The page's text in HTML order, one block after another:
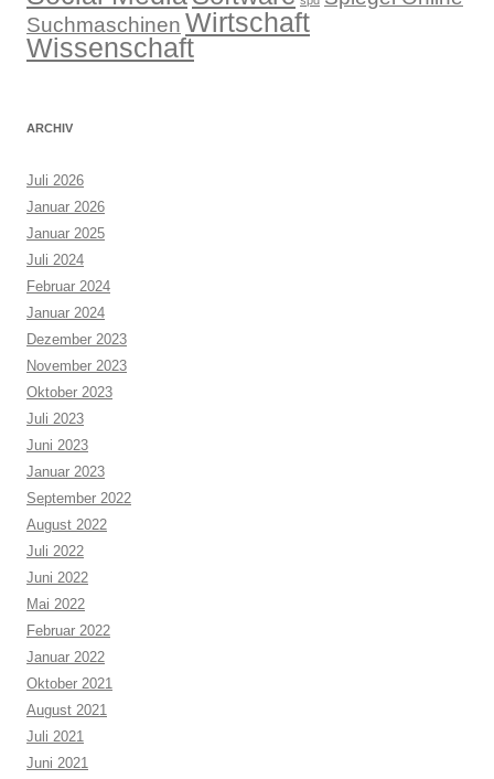
Suchmaschinen Wirtschaft
Wissenschaft
ARCHIV
Juli 2026
Januar 2026
Januar 2025
Juli 2024
Februar 2024
Januar 2024
Dezember 2023
November 2023
Oktober 2023
Juli 2023
Juni 2023
Januar 2023
September 2022
August 2022
Juli 2022
Juni 2022
Mai 2022
Februar 2022
Januar 2022
Oktober 2021
August 2021
Juli 2021
Juni 2021